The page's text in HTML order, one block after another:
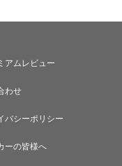
アムレビュー
わせ
バシーポリシー
ーの皆様へ